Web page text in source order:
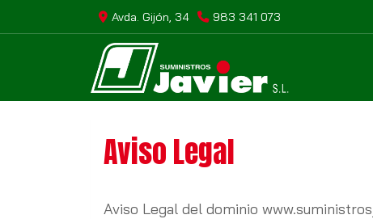
Avda. Gijón, 34 983 341 073
Aviso Legal
Aviso Legal del dominio